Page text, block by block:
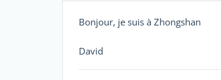
Bonjour, je suis à Zhongshan
David